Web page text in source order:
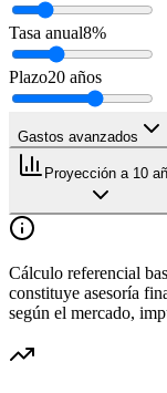
Tasa anual8%
Plazo20 años
Gastos avanzados
Proyección a 10
Cálculo referencial
constituye asesoría
según el mercado,